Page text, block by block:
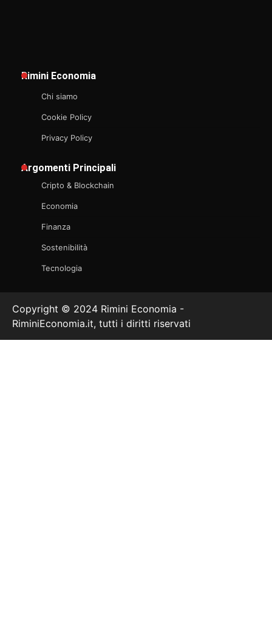
Rimini Economia
Chi siamo
Cookie Policy
Privacy Policy
Argomenti Principali
Cripto & Blockchain
Economia
Finanza
Sostenibilità
Tecnologia
Copyright © 2024 Rimini Economia -
RiminiEconomia.it, tutti i diritti riservati